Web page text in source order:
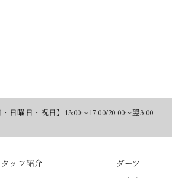
日曜日・祝日】13:00〜17:00/20:00〜翌3:00
ッフ紹介
ダーツ